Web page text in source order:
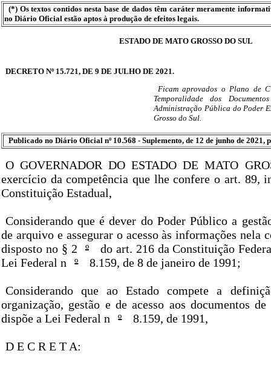
(*) Os textos contidos nesta base de dados têm caráter meramente
no Diário Oficial estão aptos à produção de efeitos legais.
ESTADO DE MATO GROSSO DO SUL
DECRETO Nº 15.721, DE 9 DE JULHO DE 2021.
Ficam aprovados o Plano de
Temporalidade dos
Administração Pública do Poder
Grosso do Sul.
Publicado no Diário Oficial nº 10.568 - Suplemento, de 12 de junho de 2021,
O GOVERNADOR DO ESTADO DE MATO
exercício da competência que lhe confere o art. 89,
Constituição Estadual,
Considerando que é dever do Poder Público a
de arquivo e assegurar o acesso às informações nela
disposto no § 2
º
do art. 216 da Constituição
Lei Federal n
º 8.159, de 8 de janeiro de 1991;
Considerando que ao Estado compete a
organização, gestão e de acesso aos documentos
dispõe a Lei Federal n
º 8.159, de 1991,
D E C R E T A: